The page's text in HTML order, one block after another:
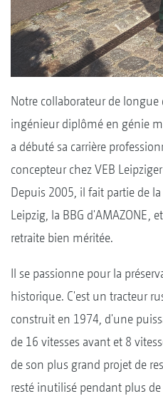
Notre collaborateur de longue
ingénieur diplômé en génie
a débuté sa carrière
concepteur chez VEB
Depuis 2005, il fait partie de
Leipzig, la BBG d'AMAZONE,
retraite bien méritée.
Il se passionne pour la
historique. C'est un tracteur
construit en 1974, d'une
de 16 vitesses avant et 8
de son plus grand projet de
resté inutilisé pendant plus